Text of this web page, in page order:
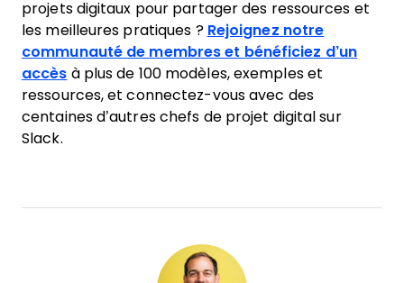
projets digitaux pour partager des ressources et
les meilleures pratiques ? Rejoignez notre
communauté de membres et bénéficiez d’un
accès à plus de 100 modèles, exemples et
ressources, et connectez-vous avec des
centaines d’autres chefs de projet digital sur
Slack.